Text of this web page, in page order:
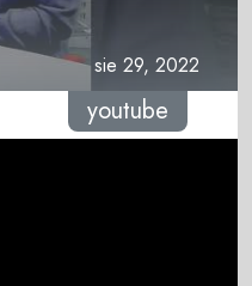
sie 29, 2022
youtube